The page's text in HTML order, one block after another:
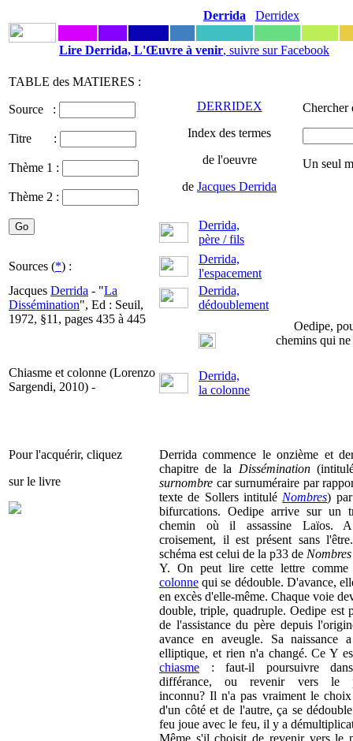
Derrida Derridex
Lire Derrida, L'Œuvre à venir, suivre sur Facebook
TABLE des MATIERES :
Source :
Titre :
Thème 1 :
Thème 2 :
DERRIDEX
Index des termes
de l'oeuvre
de Jacques Derrida
Chercher
Un seul
Derrida,
père / fils
Sources (*) :
Derrida,
l'espacement
Jacques Derrida - "La
Dissémination", Ed : Seuil,
1972, §11, pages 435 à 445
Chiasme et colonne (Lorenzo
Sargendi, 2010) -
Derrida,
dédoublement
Oedipe,
chemins qui ne
Derrida,
la colonne
Pour l'acquérir, cliquez
sur le livre
Derrida commence le onzième et
chapitre de la Dissémination
surnombre car surnuméraire par
texte de Sollers intitulé Nombres)
bifurcations. Oedipe arrive sur un
chemin où il assassine Laïos.
croisement, il est présent sans
schéma est celui de la p33 de Nombres
Y. On peut lire cette lettre comme
colonne qui se dédouble. D'avance,
en excès d'elle-même. Chaque voie
double, triple, quadruple. Oedipe est
de l'assistance du père depuis
avance en aveugle. Sa naissance
elliptique, et rien n'a changé. Ce Y
chiasme : faut-il poursuivre
différance, ou revenir vers le
inconnu? Il n'a pas vraiment le choix
d'un côté et de l'autre, ça se
feu joue avec le feu, il y a
Même s'il choisit de revenir vers le